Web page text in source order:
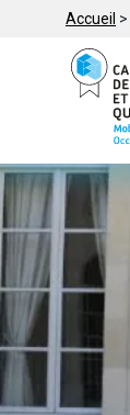
Accueil >